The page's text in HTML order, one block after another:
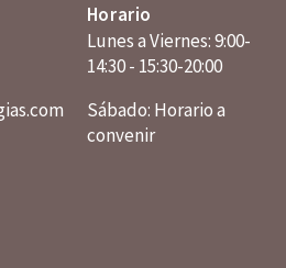
Horario
Lunes a Viernes: 9:00-
14:30 - 15:30-20:00
Sábado: Horario a
convenir